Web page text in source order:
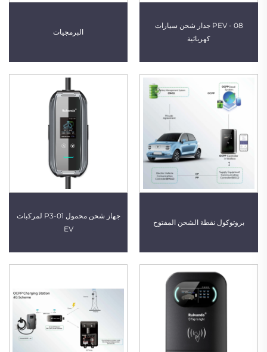
PEV - 08 جدار شحن سيارات
كهربائية
البرمجيات
بروتوكول نقطة الشحن المفتوح
جهاز شحن محمول P3-01 لمركبات
EV